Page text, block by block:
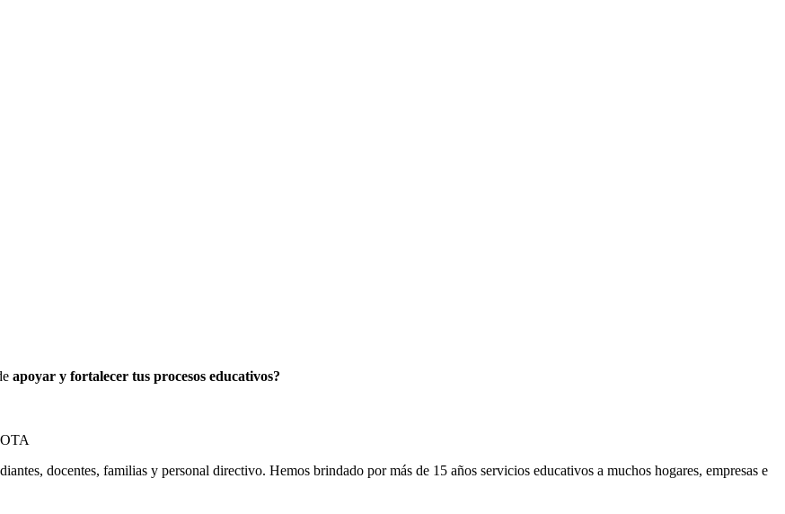
apoyar y fortalecer tus procesos educativos?
docentes, familias y personal directivo. Hemos brindado por más de 15 años servicios educativos a muchos hogares, empresas e